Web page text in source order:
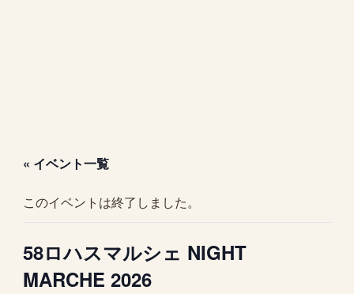
« イベント一覧
このイベントは終了しました。
58ロハスマルシェ NIGHT
MARCHE 2026